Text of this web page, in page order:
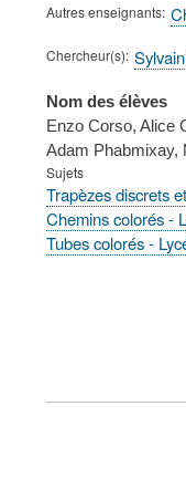
Autres enseignants
Chercheur(s)
Nom des élèves
Enzo Corso, Alice
Adam Phabmixay,
Sujets
Trapèzes discrets
Chemins colorés -
Tubes colorés -
FOOTER